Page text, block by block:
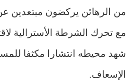
من الرهائن يركضون مبتعدين
مع تحرك الشرطة الأسترالية
شهد محيطه انتشارا مكثفا
الإسعاف.